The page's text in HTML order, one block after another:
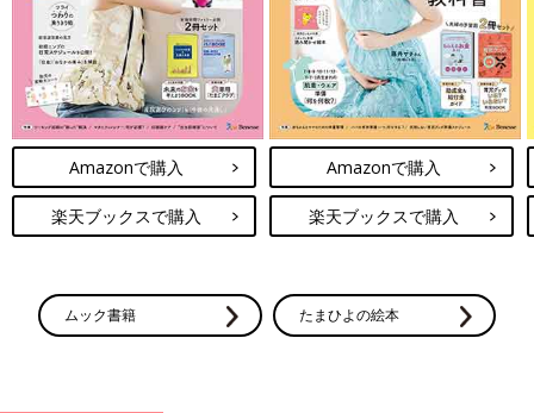
Amazonで購入
楽天ブックスで購入
Amazonで購入
楽天ブックスで購入
ムック書籍 たまひよの絵本